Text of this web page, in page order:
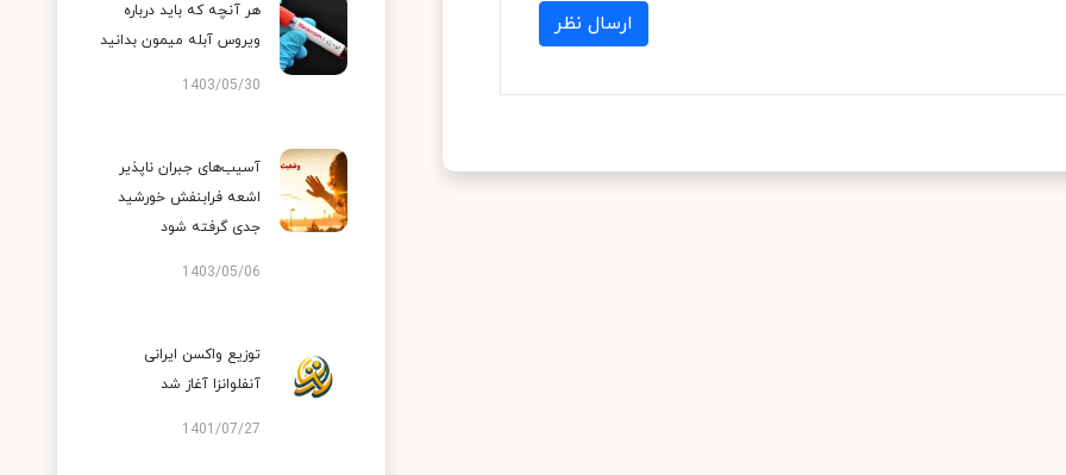
ارسال نظر
هر آنچه که باید درباره
ویروس آبله میمون بدانید
1403/05/30
آسیب‌های جبران ناپذیر
اشعه فرابنفش خورشید
جدی گرفته شود
1403/05/06
توزیع واکسن ایرانی
آنفلوانزا آغاز شد
1401/07/27